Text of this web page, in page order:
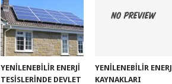
YENILENEBILIR ENERJI
TESISLERINDE DEVLET
YENILENEBILIR ENERJI
KAYNAKLARI